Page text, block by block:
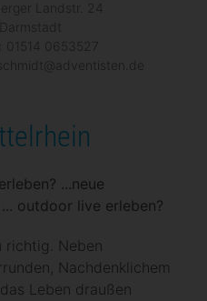
Landstr. 24
Darmstadt
01514 0653527
...neue
outdoor live erleben?
richtig. Neben
Nachdenklichem
Leben draußen